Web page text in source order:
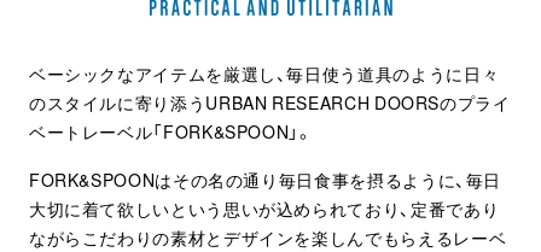
ベーシックなアイテムを厳選し、毎日使う道具のように日々
のスタイルに寄り添うURBAN RESEARCH DOORSのプライ
ベートレーベル「FORK&SPOON」。
FORK&SPOONはその名の通り毎日食事を摂るように、毎日
大切に着て欲しいという思いが込められており、定番であり
ながらこだわりの素材とデザインを楽しんでもらえるレーベ